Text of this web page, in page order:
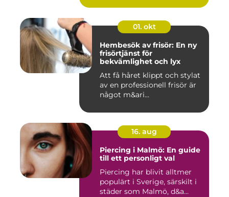
01. okt
Hembesök av frisör: En ny
frisörtjänst för
bekvämlighet och lyx
Att få håret klippt och stylat
av en professionell frisör är
något m&ari...
16. aug
Piercing i Malmö: En guide
till ett personligt val
Piercing har blivit alltmer
populärt i Sverige, särskilt i
städer som Malmö, d&a...